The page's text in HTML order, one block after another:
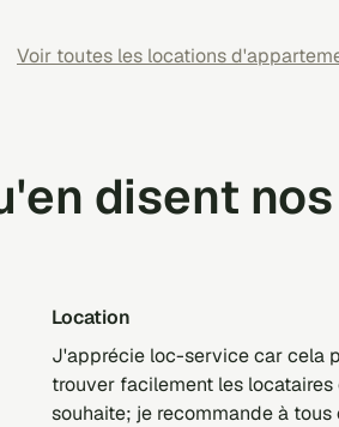
Voir toutes les locations
disent
location
J'apprécie loc-service car cela
trouver facilement les locataires
souhaite; je recommande à tous